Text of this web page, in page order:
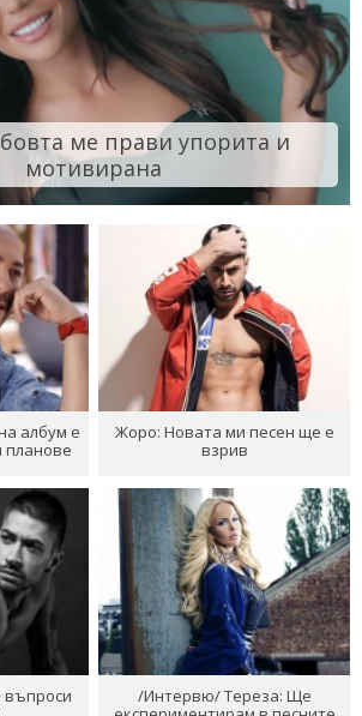
ме прави упорита и
мотивирана
албум е
планове
Жоро: Новата ми песен ще е
взрив
/Интервю/ Тереза: Ще